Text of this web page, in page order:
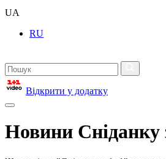
UA
RU
Відкрити у додатку
Новини Сніданку